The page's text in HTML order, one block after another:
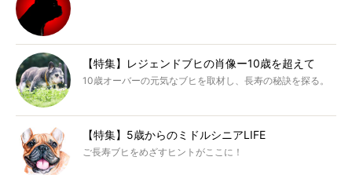
【特集】レジェンドブヒの肖像ー10歳を超えて
10歳オーバーの元気なブヒを取材し、長寿の秘訣を探る。
【特集】5歳からのミドルシニアLIFE
ご長寿ブヒをめざすヒントがここに！